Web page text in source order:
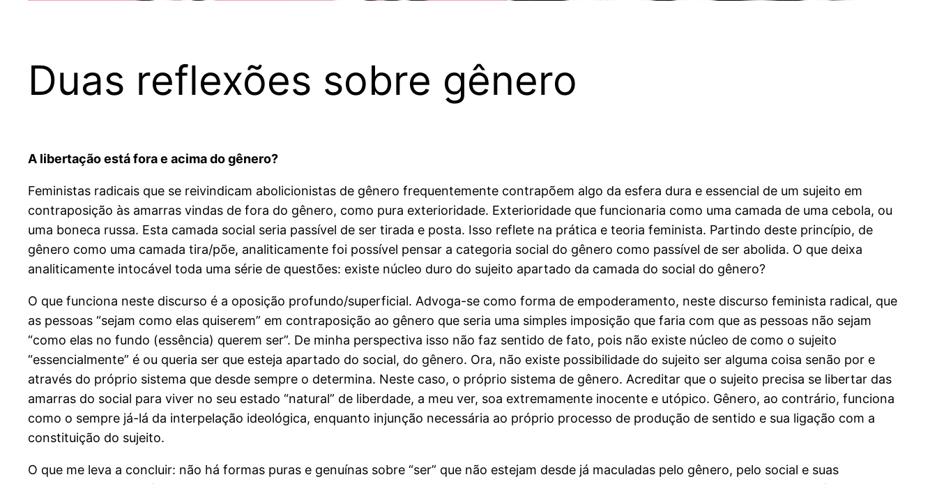
Duas reflexões sobre gênero
A libertação está fora e acima do gênero?
Feministas radicais que se reivindicam abolicionistas de gênero frequentemente contrapõem algo da esfera dura e essencial de um sujeito em
contraposição às amarras vindas de fora do gênero, como pura exterioridade. Exterioridade que funcionaria como uma camada de uma cebola, ou
uma boneca russa. Esta camada social seria passível de ser tirada e posta. Isso reflete na prática e teoria feminista. Partindo deste princípio, de
gênero como uma camada tira/põe, analiticamente foi possível pensar a categoria social do gênero como passível de ser abolida. O que deixa
analiticamente intocável toda uma série de questões: existe núcleo duro do sujeito apartado da camada do social do gênero?
O que funciona neste discurso é a oposição profundo/superficial. Advoga-se como forma de empoderamento, neste discurso feminista radical, que
as pessoas “sejam como elas quiserem” em contraposição ao gênero que seria uma simples imposição que faria com que as pessoas não sejam
“como elas no fundo (essência) querem ser”. De minha perspectiva isso não faz sentido de fato, pois não existe núcleo de como o sujeito
“essencialmente” é ou queria ser que esteja apartado do social, do gênero. Ora, não existe possibilidade do sujeito ser alguma coisa senão por e
através do próprio sistema que desde sempre o determina. Neste caso, o próprio sistema de gênero. Acreditar que o sujeito precisa se libertar das
amarras do social para viver no seu estado “natural” de liberdade, a meu ver, soa extremamente inocente e utópico. Gênero, ao contrário, funciona
como o sempre já-lá da interpelação ideológica, enquanto injunção necessária ao próprio processo de produção de sentido e sua ligação com a
constituição do sujeito.
O que me leva a concluir: não há formas puras e genuínas sobre “ser” que não estejam desde já maculadas pelo gênero, pelo social e suas